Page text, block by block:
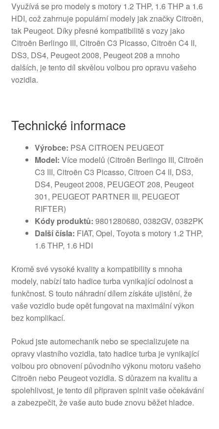
Využívá se pro modely s motory 1.2 THP, 1.6 THP a 1.6
HDI, což zahrnuje populární modely jak značky Citroën,
tak Peugeot. Díky přesné kompatibilitě s vozy jako
Citroën Berlingo III, Citroën C3 Picasso, Citroën C4 II,
DS3, DS4, Peugeot 2008, Peugeot 208 a mnoho
dalších, je tento díl skvělou volbou pro opravu vašeho
vozidla.
Technické informace
Výrobce: PSA CITROEN PEUGEOT
Model: Více modelů (Citroën Berlingo III, Citroën
C3 III, Citroën C3 Picasso, Citroen C4 II, DS3,
DS4, Peugeot 2008, PEUGEOT 208, Peugeot
301, PEUGEOT PARTNER III, PEUGEOT
RIFTER)
Kódy produktů: 9801280680, 0382GV, 0382PK
Další čísla: FIAT, Opel, Toyota s motory 1.2 THP,
1.6 THP, 1.6 HDI
Kromě své vysoké kvality a kompatibility s mnoha
modely, nabízí tato hadice turba vynikající odolnost a
funkčnost. S touto náhradní dílem získáte ujistění, že
vaše vozidlo bude opět fungovat na maximální výkon
bez komplikací.
Pokud jste automechanik nebo se specializujete na
opravy vlastního vozidla, tato hadice turba je vynikající
volbou pro obnovení původního výkonu motoru vašeho
Citroën nebo Peugeot vozidla. S důrazem na kvalitu a
spolehlivost, je tento díl připraven splnit vaše očekávání
a zabezpečit, že vaše auto bude znovu běžet hladce.